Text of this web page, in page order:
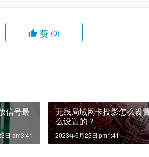
赞 (0)
信号最
日 am3:41
无线局域网卡投影怎么设
么设置的？
2023年6月23日 pm1:41